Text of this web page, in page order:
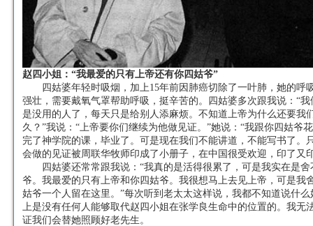
赵四小姐：“我最爱的只有上帝还有你四姑爷”
四姑婆年轻时吸烟，加上15年前因肺癌切除了一叶肺，她的呼
强壮，需要戴氧气罩帮助呼吸，挺辛苦的。四姑婆多次跟我说：“
是没用的人了，每天只是给别人添麻烦。不知道上帝为什么还要我
久？”我说：“上帝要你们继续为他做见证。”她说：“我跟你四姑爷
完了神学院的课，毕业了。可是现在我们不能讲道，不能写书了。
会做的见证被周联华牧师印成了小册子，在中国很受欢迎，印了又
四姑婆还常常跟我说：“我真的是活得很累了，可是我实在是舍
爷。我最爱的只有上帝和你四姑爷。我很想马上去见上帝，可是我
姑爷一个人留在这里。”每次听到老太太这样说，我都不知道说什
上是没有任何人能够取代赵四小姐在张学良生命中的位置的。我无
证我们会替她照顾好老先生。